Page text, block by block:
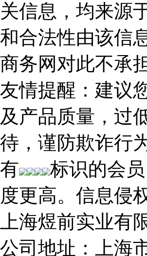
关信息，均来源
和合法性由该信
商务网对此不承
友情提醒：建议
及产品质量，过
待，谨防欺诈行
有
标识的会
度更高。 信息侵
上海煜前实业有
公司地址：上海